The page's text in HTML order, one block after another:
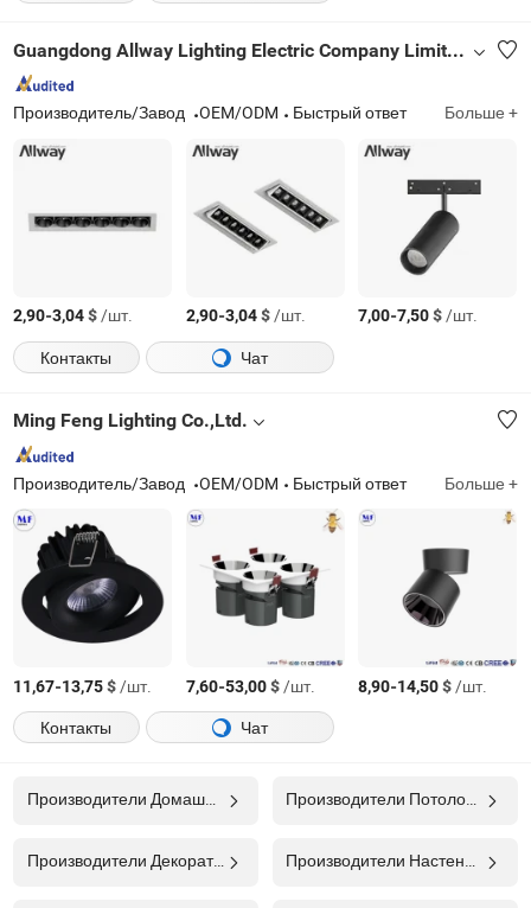
Guangdong Allway Lighting Electric Company Limited
Производитель/Завод OEM/ODM Быстрый ответ Больше +
2,90-3,04$/шт. 2,90-3,04$/шт. 7,00-7,50$/шт.
Контакты
Чат
Ming Feng Lighting Co.,Ltd.
Производитель/Завод OEM/ODM Быстрый ответ Больше +
11,67-13,75$/шт. 7,60-53,00$/шт. 8,90-14,50$/шт.
Контакты
Чат
Производители Домашнее Освещение Производители Потолочная Лампа
Производители Декоративное Освещение